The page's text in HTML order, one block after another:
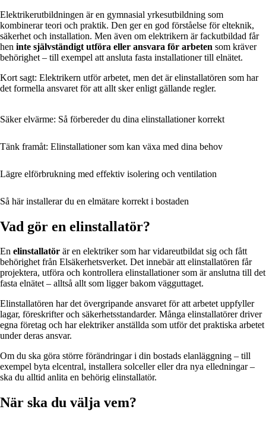
Elektrikerutbildningen är en gymnasial yrkesutbildning som
kombinerar teori och praktik. Den ger en god förståelse för elteknik,
säkerhet och installation. Men även om elektrikern är fackutbildad får
hen inte självständigt utföra eller ansvara för arbeten som kräver
behörighet – till exempel att ansluta fasta installationer till elnätet.
Kort sagt: Elektrikern utför arbetet, men det är elinstallatören som har
det formella ansvaret för att allt sker enligt gällande regler.
Säker elvärme: Så förbereder du dina elinstallationer korrekt
Tänk framåt: Elinstallationer som kan växa med dina behov
Lägre elförbrukning med effektiv isolering och ventilation
Så här installerar du en elmätare korrekt i bostaden
Vad gör en elinstallatör?
En elinstallatör är en elektriker som har vidareutbildat sig och fått
behörighet från Elsäkerhetsverket. Det innebär att elinstallatören får
projektera, utföra och kontrollera elinstallationer som är anslutna till det
fasta elnätet – alltså allt som ligger bakom vägguttaget.
Elinstallatören har det övergripande ansvaret för att arbetet uppfyller
lagar, föreskrifter och säkerhetsstandarder. Många elinstallatörer driver
egna företag och har elektriker anställda som utför det praktiska arbetet
under deras ansvar.
Om du ska göra större förändringar i din bostads elanläggning – till
exempel byta elcentral, installera solceller eller dra nya elledningar –
ska du alltid anlita en behörig elinstallatör.
När ska du välja vem?